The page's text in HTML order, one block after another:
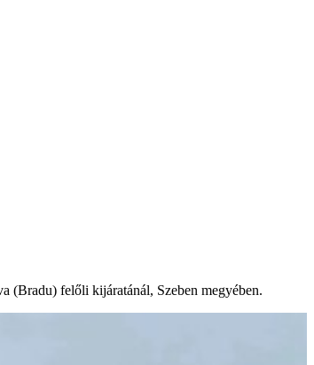
(Bradu) felőli kijáratánál, Szeben megyében.